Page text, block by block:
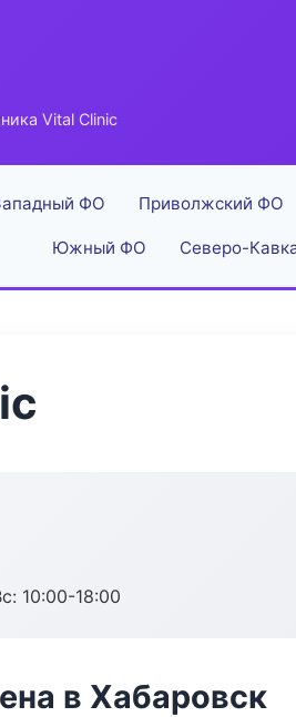
Vital Clinic
ФО Приволжский ФО
Южный ФО Северо-
10:00-18:00
в Хабаровск